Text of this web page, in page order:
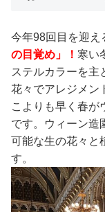
今年98回目を迎え
の目覚め」！ 寒い
ステルカラーを主
花々でアレジメン
こよりも早く春が
です。ウィーン造
可能な生の花々と
す。